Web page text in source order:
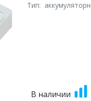
Тип:
В наличии